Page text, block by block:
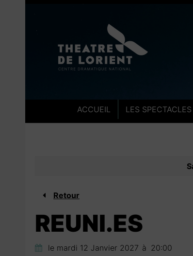
ACCUEIL LES SPECTACLES
Retour
REUNI.ES
le mardi 12 Janvier 2027 à 20:00